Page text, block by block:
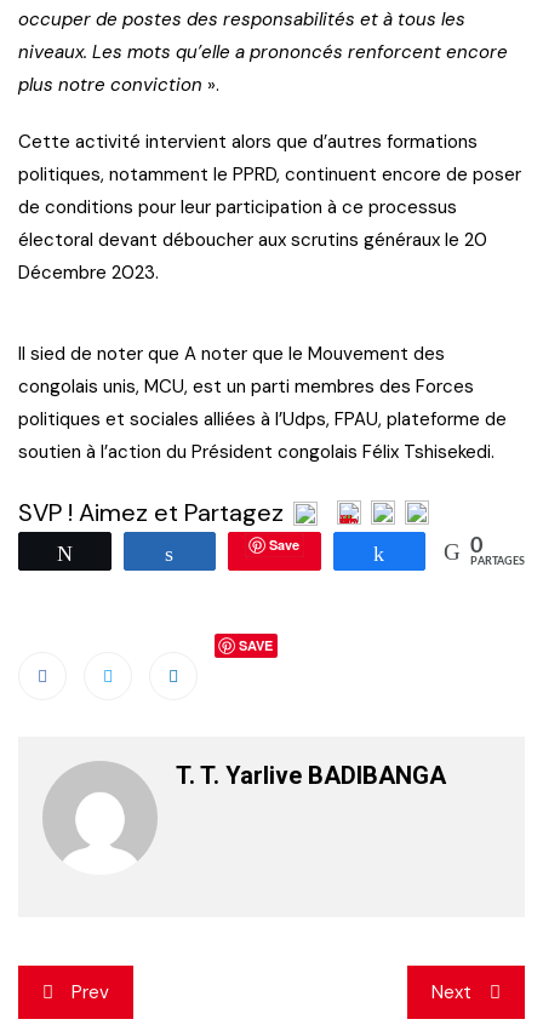
occuper de postes des responsabilités et à tous les
niveaux. Les mots qu’elle a prononcés renforcent encore
plus notre conviction ».
Cette activité intervient alors que d’autres formations
politiques, notamment le PPRD, continuent encore de poser
de conditions pour leur participation à ce processus
électoral devant déboucher aux scrutins généraux le 20
Décembre 2023.
Il sied de noter que A noter que le Mouvement des
congolais unis, MCU, est un parti membres des Forces
politiques et sociales alliées à l’Udps, FPAU, plateforme de
soutien à l’action du Président congolais Félix Tshisekedi.
SVP ! Aimez et Partagez
Partagez Save Partagez 0
PARTAGES
SAVE
T. T. Yarlive BADIBANGA
Navigation
Prev Next